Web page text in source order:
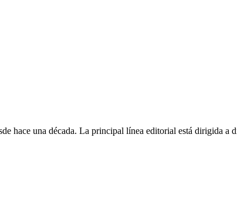
hace una década. La principal línea editorial está dirigida